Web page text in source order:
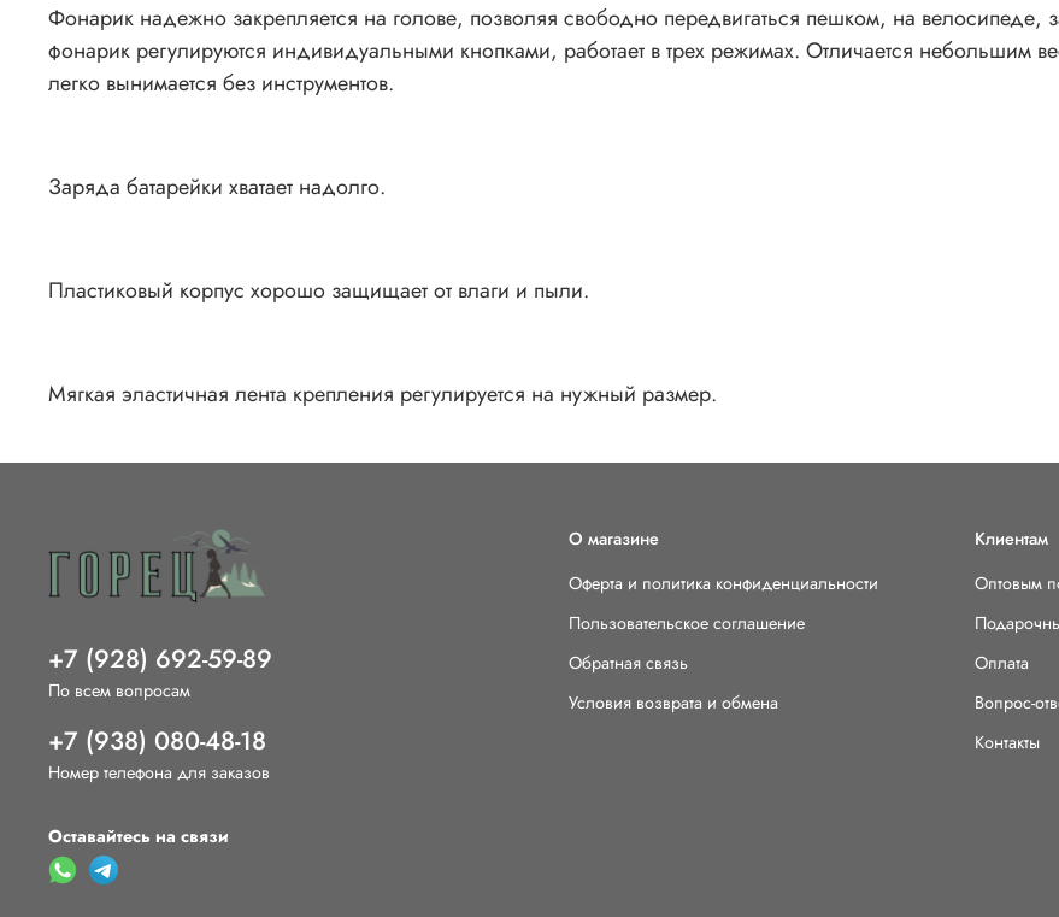
Фонарик надежно закрепляется на голове, позволяя свободно передвигаться пешком, на
фонарик регулируются индивидуальными кнопками, работает в трех режимах. Отличается небольшим
легко вынимается без инструментов.
Заряда батарейки хватает надолго.
Пластиковый корпус хорошо защищает от влаги и пыли.
Мягкая эластичная лента крепления регулируется на нужный размер.
О магазине
Оферта и политика конфиденциальности
Пользовательское соглашение
Обратная связь
Условия возврата и обмена
Клиентам
Оптовым
Оплата
Вопрос-
Контакты
+7 (928) 692-59-89
По всем вопросам
+7 (938) 080-48-18
Номер телефона для заказов
Оставайтесь на связи